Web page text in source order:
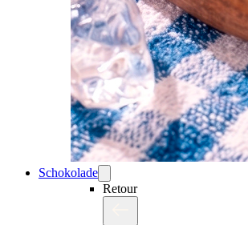
Schokolade
Retour